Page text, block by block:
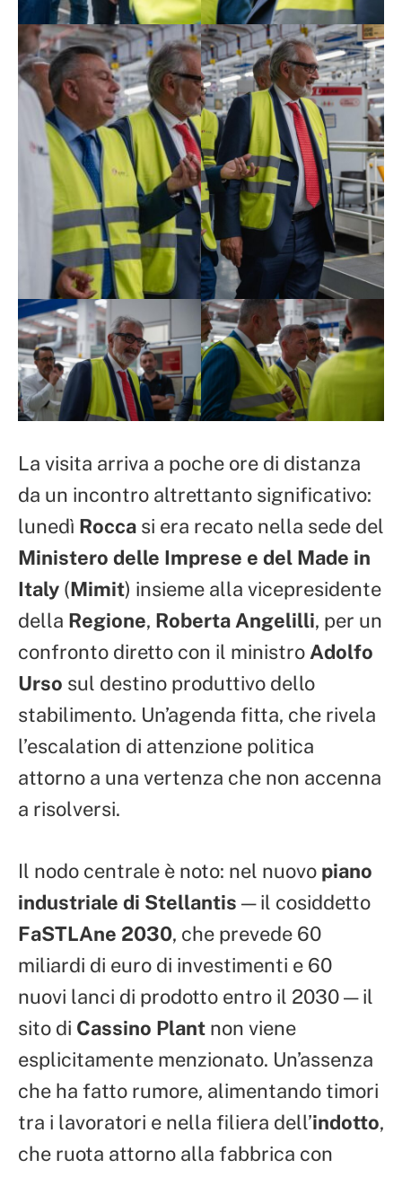
La visita arriva a poche ore di distanza
da un incontro altrettanto significativo:
lunedì Rocca si era recato nella sede del
Ministero delle Imprese e del Made in
Italy (Mimit) insieme alla vicepresidente
della Regione, Roberta Angelilli, per un
confronto diretto con il ministro Adolfo
Urso sul destino produttivo dello
stabilimento. Un’agenda fitta, che rivela
l’escalation di attenzione politica
attorno a una vertenza che non accenna
a risolversi.
Il nodo centrale è noto: nel nuovo piano
industriale di Stellantis — il cosiddetto
FaSTLAne 2030, che prevede 60
miliardi di euro di investimenti e 60
nuovi lanci di prodotto entro il 2030 — il
sito di Cassino Plant non viene
esplicitamente menzionato. Un’assenza
che ha fatto rumore, alimentando timori
tra i lavoratori e nella filiera dell’indotto,
che ruota attorno alla fabbrica con